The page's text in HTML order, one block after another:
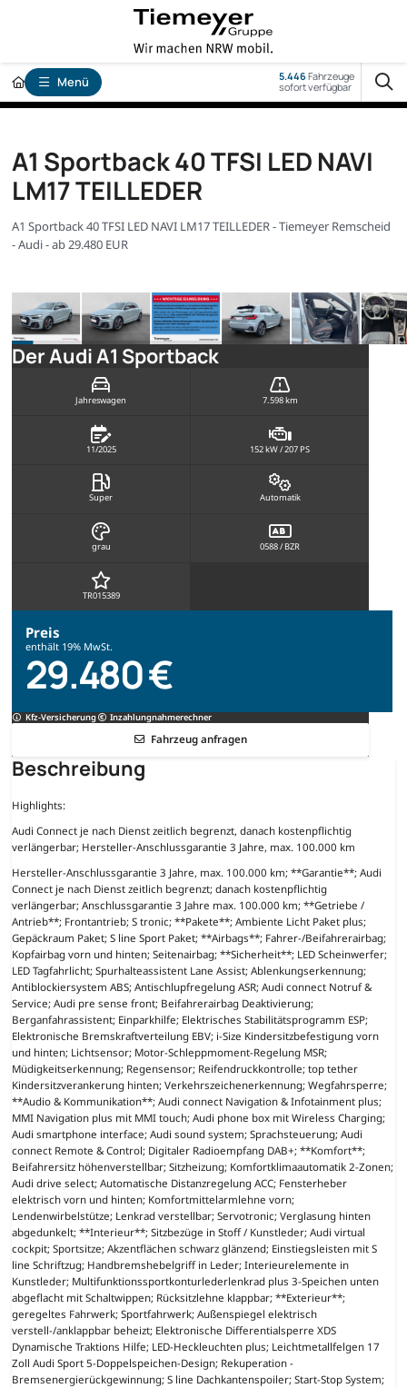
Menü 5.446Fahrzeuge
sofort verfügbar
A1 Sportback 40 TFSI LED NAVI
LM17 TEILLEDER
A1 Sportback 40 TFSI LED NAVI LM17 TEILLEDER - Tiemeyer Remscheid
- Audi - ab 29.480 EUR
Der Audi A1 Sportback
Jahreswagen 7.598 km
11/2025 152 kW / 207 PS
Super Automatik
grau 0588 / BZR
TR015389
Preis
enthält 19% MwSt.
29.480 €
Kfz-Versicherung Inzahlungnahmerechner
Fahrzeug anfragen
Beschreibung
Highlights:
Audi Connect je nach Dienst zeitlich begrenzt, danach kostenpflichtig
verlängerbar; Hersteller-Anschlussgarantie 3 Jahre, max. 100.000 km
Hersteller-Anschlussgarantie 3 Jahre, max. 100.000 km; **Garantie**; Audi
Connect je nach Dienst zeitlich begrenzt; danach kostenpflichtig
verlängerbar; Anschlussgarantie 3 Jahre max. 100.000 km; **Getriebe /
Antrieb**; Frontantrieb; S tronic; **Pakete**; Ambiente Licht Paket plus;
Gepäckraum Paket; S line Sport Paket; **Airbags**; Fahrer-/Beifahrerairbag;
Kopfairbag vorn und hinten; Seitenairbag; **Sicherheit**; LED Scheinwerfer;
LED Tagfahrlicht; Spurhalteassistent Lane Assist; Ablenkungserkennung;
Antiblockiersystem ABS; Antischlupfregelung ASR; Audi connect Notruf &
Service; Audi pre sense front; Beifahrerairbag Deaktivierung;
Berganfahrassistent; Einparkhilfe; Elektrisches Stabilitätsprogramm ESP;
Elektronische Bremskraftverteilung EBV; i-Size Kindersitzbefestigung vorn
und hinten; Lichtsensor; Motor-Schleppmoment-Regelung MSR;
Müdigkeitserkennung; Regensensor; Reifendruckkontrolle; top tether
Kindersitzverankerung hinten; Verkehrszeichenerkennung; Wegfahrsperre;
**Audio & Kommunikation**; Audi connect Navigation & Infotainment plus;
MMI Navigation plus mit MMI touch; Audi phone box mit Wireless Charging;
Audi smartphone interface; Audi sound system; Sprachsteuerung; Audi
connect Remote & Control; Digitaler Radioempfang DAB+; **Komfort**;
Beifahrersitz höhenverstellbar; Sitzheizung; Komfortklimaautomatik 2-Zonen;
Audi drive select; Automatische Distanzregelung ACC; Fensterheber
elektrisch vorn und hinten; Komfortmittelarmlehne vorn;
Lendenwirbelstütze; Lenkrad verstellbar; Servotronic; Verglasung hinten
abgedunkelt; **Interieur**; Sitzbezüge in Stoff / Kunstleder; Audi virtual
cockpit; Sportsitze; Akzentflächen schwarz glänzend; Einstiegsleisten mit S
line Schriftzug; Handbremshebelgriff in Leder; Interieurelemente in
Kunstleder; Multifunktionssportkonturlederlenkrad plus 3-Speichen unten
abgeflacht mit Schaltwippen; Rücksitzlehne klappbar; **Exterieur**;
geregeltes Fahrwerk; Sportfahrwerk; Außenspiegel elektrisch
verstell-/anklappbar beheizt; Elektronische Differentialsperre XDS
Dynamische Traktions Hilfe; LED-Heckleuchten plus; Leichtmetallfelgen 17
Zoll Audi Sport 5-Doppelspeichen-Design; Rekuperation -
Bremsenergierückgewinnung; S line Dachkantenspoiler; Start-Stop System;